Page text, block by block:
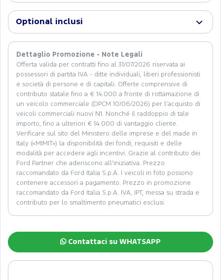
Optional inclusi
Dettaglio Promozione - Note Legali
Offerta valida per contratti fino al 31/07/2026 riservata ai
possessori di partita IVA - ditte individuali, liberi professionisti
e società di persone e di capitali. Offerte comprensive di
contributo statale fino a € 14.000 a fronte di rottamazione di
un veicolo commerciale (DPCM 10/06/2026) per l’acquisto di
veicoli commerciali nuovi N1. Nonché il raddoppio di tale
importo, fino a ulteriori € 14.000 di vantaggio cliente.
Verificare sul sito del Ministero delle imprese e del made in
Italy («MIMIT») la disponibilità dei fondi, requisiti e delle
modalità per accedere agli incentivi. Grazie al contributo dei
Ford Partner che aderiscono all’iniziativa. Prezzo
raccomandato da Ford Italia S.p.A. I veicoli in foto possono
contenere accessori a pagamento. Prezzo in promozione
raccomandato da Ford Italia S.p.A. IVA, IPT, messa su strada e
contributo per lo smaltimento pneumatici esclusi.
Contattaci su WHATSAPP